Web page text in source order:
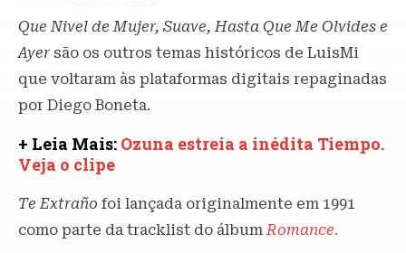
Que Nivel de Mujer, Suave, Hasta Que Me Olvides e
Ayer são os outros temas históricos de LuisMi
que voltaram às plataformas digitais repaginadas
por Diego Boneta.
+ Leia Mais: Ozuna estreia a inédita Tiempo.
Veja o clipe
Te Extraño foi lançada originalmente em 1991
como parte da tracklist do álbumRomance.